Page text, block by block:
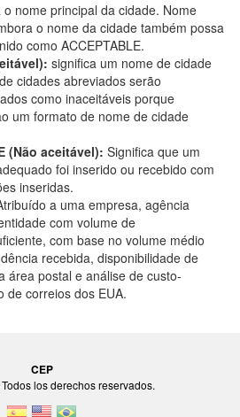
o nome principal da cidade. Nome
o nome da cidade também possa
como ACCEPTABLE.
significa um nome de cidade
cidades abreviados serão
como inaceitáveis porque
um formato de nome de cidade
(Não aceitável): Significa que um
foi inserido ou recebido com
inseridas.
a uma empresa, agência
com volume de
com base no volume médio
recebida, disponibilidade de
área postal e análise de custo-
de correios dos EUA.
CEP
los derechos reservados.